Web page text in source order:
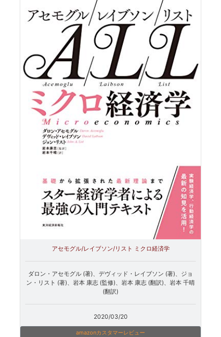
アセモグル/レイブソン/リスト ミクロ経済学
ダロン・アセモグル (著)、デヴィッド・レイブソン (著)、ジョ
ン・リスト (著)、岩本 康志 (監修)、岩本 康志 (翻訳)、岩本 千晴
(翻訳)
2020/03/20
amazonカスタマーレビュー